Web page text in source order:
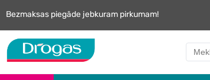
Bezmaksas piegāde jebkuram pirkumam!